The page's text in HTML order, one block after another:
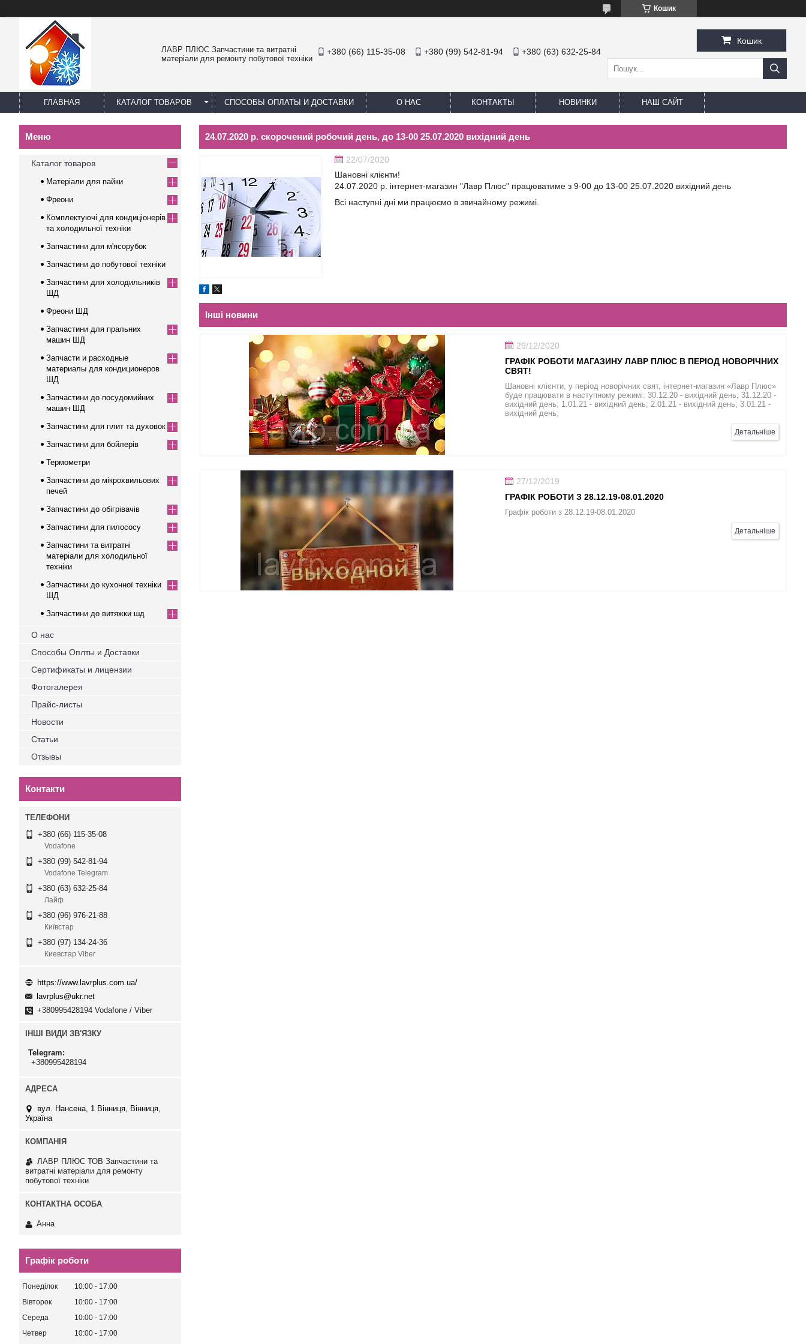
Кошик
ЛАВР ПЛЮС Запчастини та витратні
матеріали для ремонту побутової техніки
+380 (66) 115-35-08 +380 (99) 542-81-94 +380 (63) 632-25-84
Кошик
ГЛАВНАЯ КАТАЛОГ ТОВАРОВ СПОСОБЫ ОПЛАТЫ И ДОСТАВКИ О НАС КОНТАКТЫ НОВИНКИ НАШ САЙТ
24.07.2020 р. скорочений робочий день, до 13-00 25.07.2020 вихідний день
22/07/2020
Шановні клієнти!
24.07.2020 р. інтернет-магазин "Лавр Плюс" працюватиме з 9-00 до 13-00 25.07.2020 вихідний день
Всі наступні дні ми працюємо в звичайному режимі.
Інші новини
29/12/2020
ГРАФІК РОБОТИ МАГАЗИНУ ЛАВР ПЛЮС В ПЕРІОД НОВОРІЧНИХ
СВЯТ!
Шановні клієнти, у період новорічних свят, інтернет-магазин «Лавр Плюс»
буде працювати в наступному режимі: 30.12.20 - вихідний день; 31.12.20 -
вихідний день; 1.01.21 - вихідний день; 2.01.21 - вихідний день; 3.01.21 -
вихідний день;
Детальніше
27/12/2019
ГРАФІК РОБОТИ З 28.12.19-08.01.2020
Графік роботи з 28.12.19-08.01.2020
Детальніше
Каталог товаров
Матеріали для пайки
Фреони
Комплектуючі для кондиціонерів
та холодильної техніки
Запчастини для м'ясорубок
Запчастини до побутової техніки
Запчастини для холодильників
ШД
Фреони ШД
Запчастини для пральних
машин ШД
Запчасти и расходные
материалы для кондиционеров
ШД
Запчастини до посудомийних
машин ШД
Запчастини для плит та духовок
Запчастини для бойлерів
Термометри
Запчастини до мікрохвильових
печей
Запчастини до обігрівачів
Запчастини для пилососу
Запчастини та витратні
матеріали для холодильної
техніки
Запчастини до кухонної техніки
ШД
Запчастини до витяжки шд
О нас
Способы Оплты и Доставки
Сертификаты и лицензии
Фотогалерея
Прайс-листы
Новости
Статьи
Отзывы
Контакти
+380 (66) 115-35-08
Vodafone
+380 (99) 542-81-94
Vodafone Telegram
+380 (63) 632-25-84
Лайф
+380 (96) 976-21-88
Київстар
+380 (97) 134-24-36
Киевстар Viber
https://www.lavrplus.com.ua/
lavrplus@ukr.net
+380995428194 Vodafone / Viber
ІНШІ ВИДИ ЗВ'ЯЗКУ
Telegram
+380995428194
вул. Нансена, 1 Вінниця, Вінниця,
Україна
ЛАВР ПЛЮС ТОВ Запчастини та
витратні матеріали для ремонту
побутової техніки
Анна
Графік роботи
Понеділок 10:00
17:00
Вівторок
10:00
17:00
Середа
10:00
17:00
Четвер
10:00 17:00